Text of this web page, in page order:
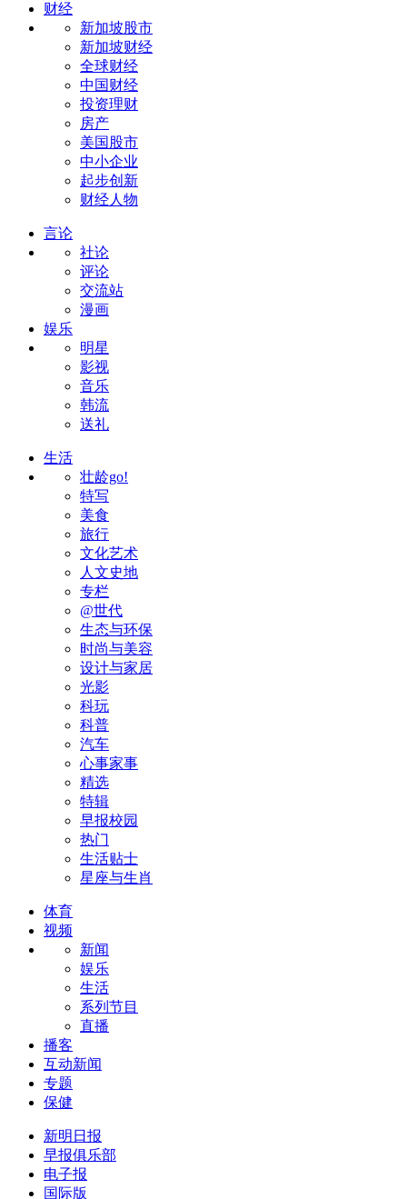
财经
新加坡股市
新加坡财经
全球财经
中国财经
投资理财
房产
美国股市
中小企业
起步创新
财经人物
言论
社论
评论
交流站
漫画
娱乐
明星
影视
音乐
韩流
送礼
生活
壮龄go!
特写
美食
旅行
文化艺术
人文史地
专栏
@世代
生态与环保
时尚与美容
设计与家居
光影
科玩
科普
汽车
心事家事
精选
特辑
早报校园
热门
生活贴士
星座与生肖
体育
视频
新闻
娱乐
生活
系列节目
直播
播客
互动新闻
专题
保健
新明日报
早报俱乐部
电子报
国际版